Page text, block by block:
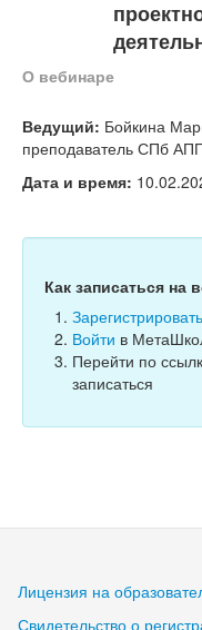
Конкурсы
Вебинары
Тесты
Книги
О вебинаре
Ведущий: Бойкина
преподаватель СПб
Дата и время:
Как записаться на
Войти в
Перейти по
записаться
Лицензия на
Свидетельство о